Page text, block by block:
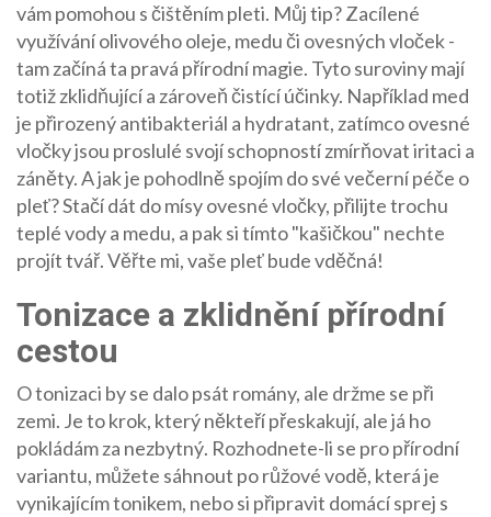
vám pomohou s čištěním pleti. Můj tip? Zacílené
využívání olivového oleje, medu či ovesných vloček -
tam začíná ta pravá přírodní magie. Tyto suroviny mají
totiž zklidňující a zároveň čistící účinky. Například med
je přirozený antibakteriál a hydratant, zatímco ovesné
vločky jsou proslulé svojí schopností zmírňovat iritaci a
záněty. A jak je pohodlně spojím do své večerní péče o
pleť? Stačí dát do mísy ovesné vločky, přilijte trochu
teplé vody a medu, a pak si tímto "kašičkou" nechte
projít tvář. Věřte mi, vaše pleť bude vděčná!
Tonizace a zklidnění přírodní
cestou
O tonizaci by se dalo psát romány, ale držme se při
zemi. Je to krok, který někteří přeskakují, ale já ho
pokládám za nezbytný. Rozhodnete-li se pro přírodní
variantu, můžete sáhnout po růžové vodě, která je
vynikajícím tonikem, nebo si připravit domácí sprej s